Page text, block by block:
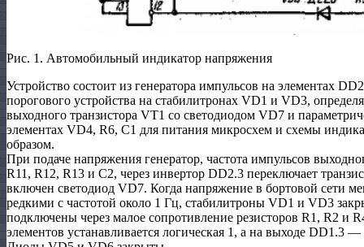
Рис. 1. Автомобильный индикатор напряжения
Устройство состоит из генератора импульсов на элемен­тах
порогового устройства на стабилитронах VD1 и VD3,
выходного транзи­стора VT1 со светодиодом VD7 и
элементах VD4, R6, С1 для питания микросхем и схемы
образом.
При подаче напряжения генератор, частота импуль­сов
R11, R12, R13 и С2, через инвертор DD2.3 переклю­чает
включен светодиод VD7. Когда напряжение в бортовой сети
редкими с частотой около 1 Гц, стабилитроны VD1 и VD3
подключены через малое сопротивление резисторов R1, R2
элементов уста­навливается логическая 1, а на выходе DD1.3